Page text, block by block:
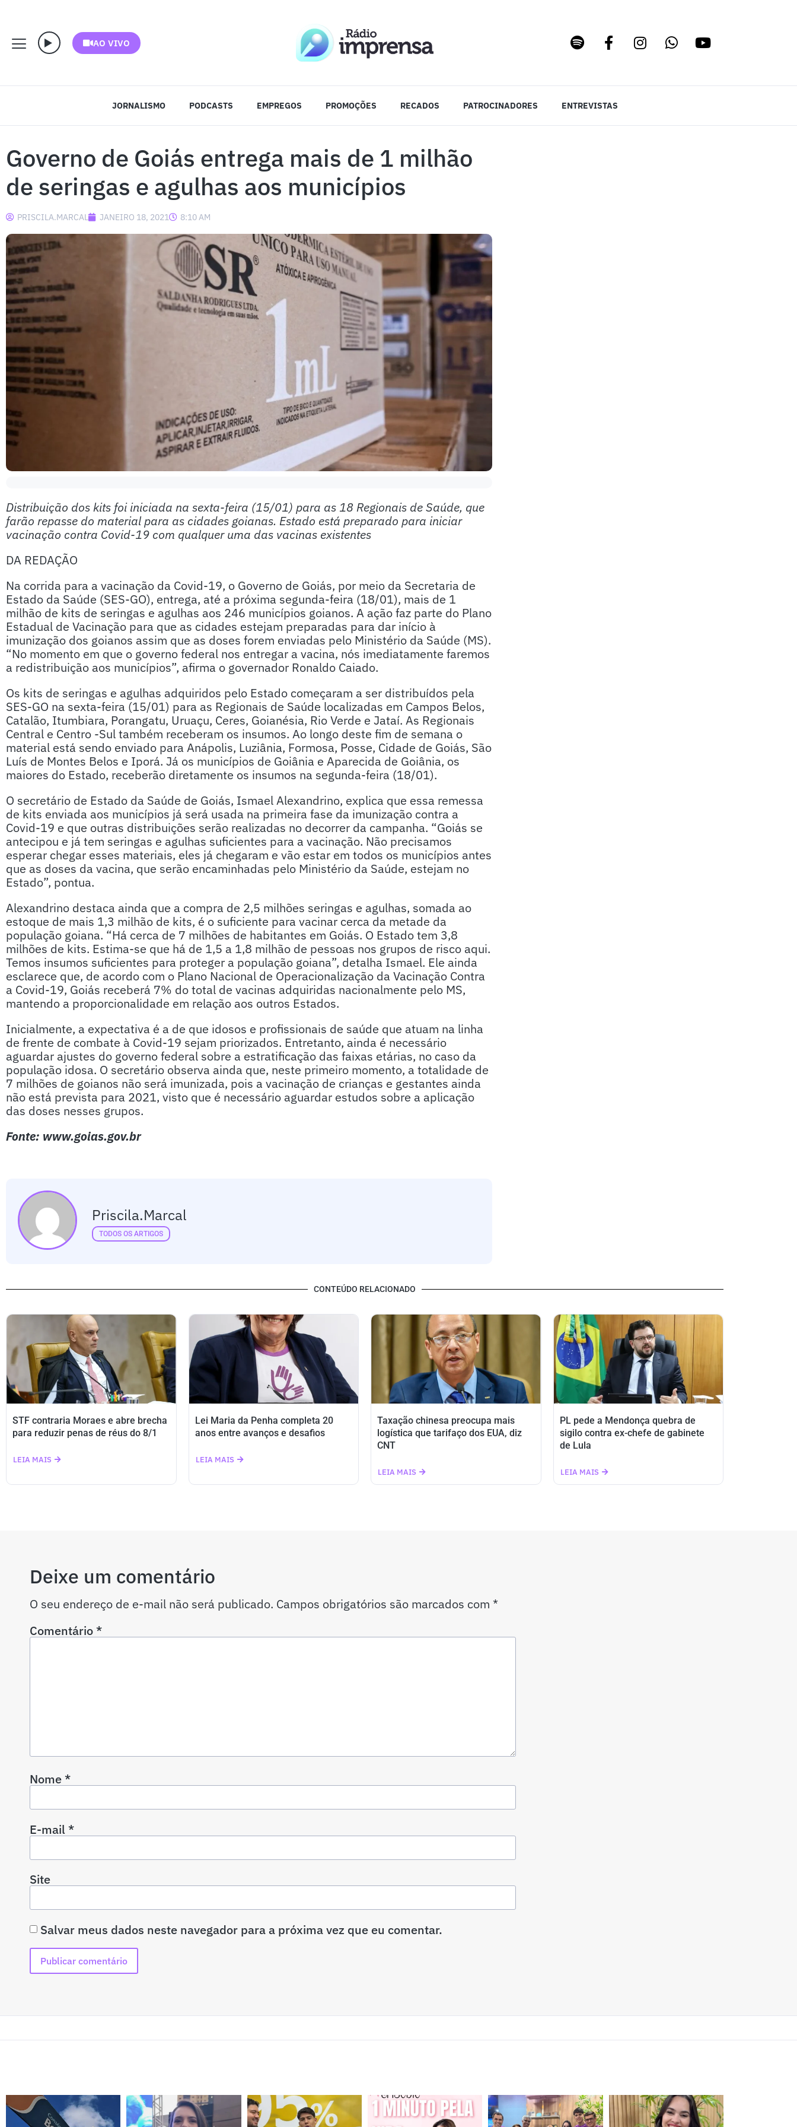
AO VIVO
JORNALISMO PODCASTS EMPREGOS PROMOÇÕES RECADOS PATROCINADORES ENTREVISTAS
Governo de Goiás entrega mais de 1 milhão
de seringas e agulhas aos municípios
PRISCILA.MARCAL JANEIRO 18, 2021 8:10 AM
Distribuição dos kits foi iniciada na sexta-feira (15/01) para as 18 Regionais de Saúde, que
farão repasse do material para as cidades goianas. Estado está preparado para iniciar
vacinação contra Covid-19 com qualquer uma das vacinas existentes
DA REDAÇÃO
Na corrida para a vacinação da Covid-19, o Governo de Goiás, por meio da Secretaria de
Estado da Saúde (SES-GO), entrega, até a próxima segunda-feira (18/01), mais de 1
milhão de kits de seringas e agulhas aos 246 municípios goianos. A ação faz parte do Plano
Estadual de Vacinação para que as cidades estejam preparadas para dar início à
imunização dos goianos assim que as doses forem enviadas pelo Ministério da Saúde (MS).
“No momento em que o governo federal nos entregar a vacina, nós imediatamente faremos
a redistribuição aos municípios”, afirma o governador Ronaldo Caiado.
Os kits de seringas e agulhas adquiridos pelo Estado começaram a ser distribuídos pela
SES-GO na sexta-feira (15/01) para as Regionais de Saúde localizadas em Campos Belos,
Catalão, Itumbiara, Porangatu, Uruaçu, Ceres, Goianésia, Rio Verde e Jataí. As Regionais
Central e Centro -Sul também receberam os insumos. Ao longo deste fim de semana o
material está sendo enviado para Anápolis, Luziânia, Formosa, Posse, Cidade de Goiás, São
Luís de Montes Belos e Iporá. Já os municípios de Goiânia e Aparecida de Goiânia, os
maiores do Estado, receberão diretamente os insumos na segunda-feira (18/01).
O secretário de Estado da Saúde de Goiás, Ismael Alexandrino, explica que essa remessa
de kits enviada aos municípios já será usada na primeira fase da imunização contra a
Covid-19 e que outras distribuições serão realizadas no decorrer da campanha. “Goiás se
antecipou e já tem seringas e agulhas suficientes para a vacinação. Não precisamos
esperar chegar esses materiais, eles já chegaram e vão estar em todos os municípios antes
que as doses da vacina, que serão encaminhadas pelo Ministério da Saúde, estejam no
Estado”, pontua.
Alexandrino destaca ainda que a compra de 2,5 milhões seringas e agulhas, somada ao
estoque de mais 1,3 milhão de kits, é o suficiente para vacinar cerca da metade da
população goiana. “Há cerca de 7 milhões de habitantes em Goiás. O Estado tem 3,8
milhões de kits. Estima-se que há de 1,5 a 1,8 milhão de pessoas nos grupos de risco aqui.
Temos insumos suficientes para proteger a população goiana”, detalha Ismael. Ele ainda
esclarece que, de acordo com o Plano Nacional de Operacionalização da Vacinação Contra
a Covid-19, Goiás receberá 7% do total de vacinas adquiridas nacionalmente pelo MS,
mantendo a proporcionalidade em relação aos outros Estados.
Inicialmente, a expectativa é a de que idosos e profissionais de saúde que atuam na linha
de frente de combate à Covid-19 sejam priorizados. Entretanto, ainda é necessário
aguardar ajustes do governo federal sobre a estratificação das faixas etárias, no caso da
população idosa. O secretário observa ainda que, neste primeiro momento, a totalidade de
7 milhões de goianos não será imunizada, pois a vacinação de crianças e gestantes ainda
não está prevista para 2021, visto que é necessário aguardar estudos sobre a aplicação
das doses nesses grupos.
Fonte: www.goias.gov.br
Priscila.marcal
TODOS OS ARTIGOS
CONTEÚDO RELACIONADO
STF contraria Moraes e abre brecha
para reduzir penas de réus do 8/1
LEIA MAIS
Lei Maria da Penha completa 20
anos entre avanços e desafios
LEIA MAIS
Taxação chinesa preocupa mais
logística que tarifaço dos EUA, diz
CNT
LEIA MAIS
PL pede a Mendonça quebra de
sigilo contra ex-chefe de gabinete
de Lula
LEIA MAIS
Deixe um comentário
O seu endereço de e-mail não será publicado. Campos obrigatórios são marcados com *
Comentário*
Nome*
E-mail*
Site
Salvar meus dados neste navegador para a próxima vez que eu comentar.